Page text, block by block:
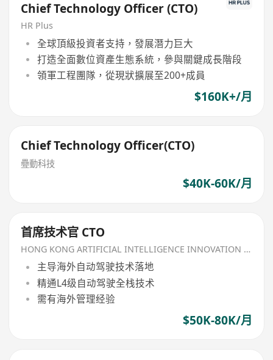
Chief Technology Officer (CTO)
HR Plus
全球頂級投資者支持，發展潛力巨大
打造全面數位資產生態系統，參與關鍵成長階段
領軍工程團隊，從現狀擴展至200+成員
$160K+/月
Chief Technology Officer(CTO)
疉動科技
$40K-60K/月
首席技术官 CTO
HONG KONG ARTIFICIAL INTELLIGENCE INNOVATION CENTRE LIMITED
主导海外自动驾驶技术落地
精通L4级自动驾驶全栈技术
需有海外管理经验
$50K-80K/月